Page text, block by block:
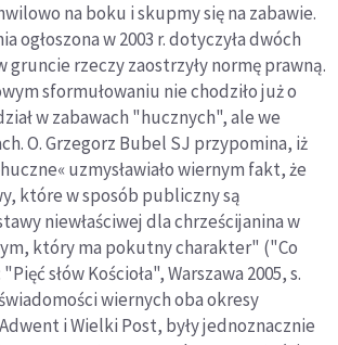
na boku i skupmy się na zabawie.
ogłoszona w 2003 r. dotyczyła dwóch
rzeczy zaostrzyły normę prawną.
sformułowaniu nie chodziło już o
w zabawach "hucznych", ale we
O. Grzegorz Bubel SJ przypomina, iż
uzmysławiało wiernym fakt, że
które w sposób publiczny są
niewłaściwej dla chrześcijanina w
który ma pokutny charakter" ("Co
słów Kościoła", Warszawa 2005, s.
wiernych oba okresy
i Wielki Post, były jednoznacznie